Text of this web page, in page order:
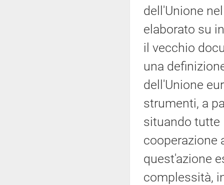
dell'Unione
elaborato su
il vecchio
una
dell'Unione
strumenti, a
situando tutte
cooperazione
quest'azione
complessità,